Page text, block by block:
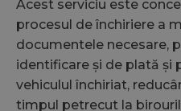
Acest serviciu este
procesul de închiriere a
documentele necesare,
identificare și de plată și
vehiculul închiriat,
timpul petrecut la
wc_client_current